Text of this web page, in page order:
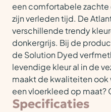
een comfortabele
zijn verleden tijd. De
verschillende trendy
donkergrijs. Bij de
de Solution Dyed
levendige kleur al in de
maakt de kwaliteiten
een vloerkleed op maat?
Specificaties